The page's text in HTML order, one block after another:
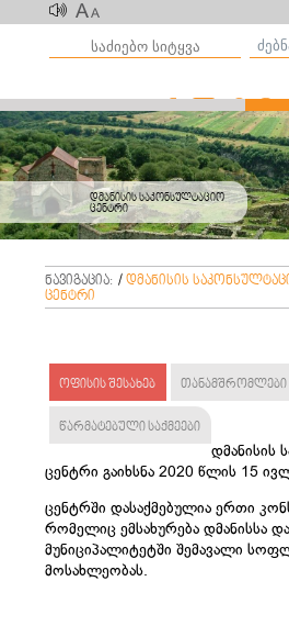
AA
დმანისის საკონსულტაციო
ცენტრი
ნავიგაცია: / დმანისის
ცენტრი
ოფისის შესახებ თანამშრომლები
წარმატებული საქმეები
დმანისის
ცენტრი გაიხსნა 2020 წლის 15
ცენტრში დასაქმებულია ერთი
რომელიც ემსახურება დმანისსა და
მუნიციპალიტეტში შემავალი
მოსახლეობას.